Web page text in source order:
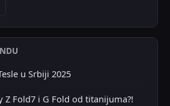
u Srbiji 2025
Z Fold7 i G Fold od titanijuma?!